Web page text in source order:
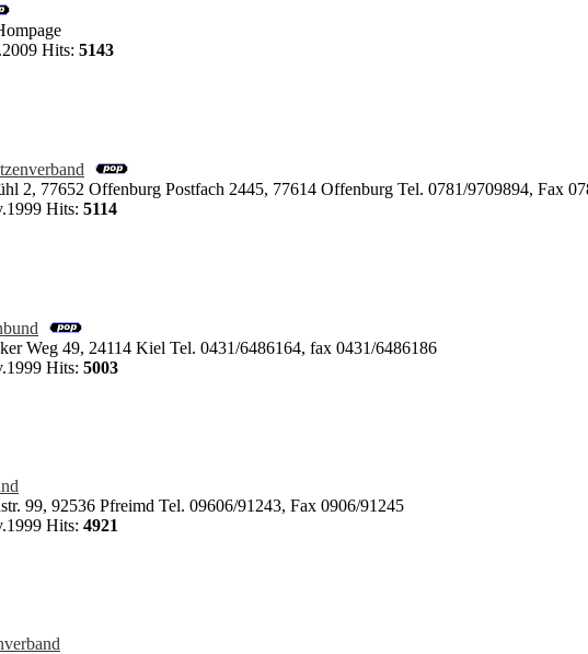
Hits: 5143
2, 77652 Offenburg Postfach 2445, 77614 Offenburg Tel. 0781/9709894, Fax
Hits: 5114
Weg 49, 24114 Kiel Tel. 0431/6486164, fax 0431/6486186
Hits: 5003
99, 92536 Pfreimd Tel. 09606/91243, Fax 0906/91245
Hits: 4921